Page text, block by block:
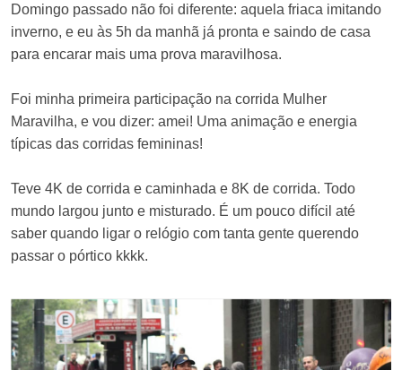
Domingo passado não foi diferente: aquela friaca imitando
inverno, e eu às 5h da manhã já pronta e saindo de casa
para encarar mais uma prova maravilhosa.
Foi minha primeira participação na corrida Mulher
Maravilha, e vou dizer: amei! Uma animação e energia
típicas das corridas femininas!
Teve 4K de corrida e caminhada e 8K de corrida. Todo
mundo largou junto e misturado. É um pouco difícil até
saber quando ligar o relógio com tanta gente querendo
passar o pórtico kkkk.